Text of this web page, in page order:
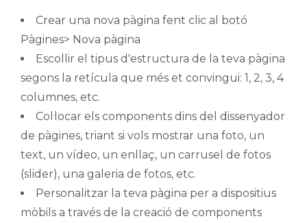
Crear una nova pàgina fent clic al botó
Pàgines> Nova pàgina
Escollir el tipus d'estructura de la teva pàgina
segons la retícula que més et convingui: 1, 2, 3, 4
columnes, etc.
Col·locar els components dins del dissenyador
de pàgines, triant si vols mostrar una foto, un
text, un vídeo, un enllaç, un carrusel de fotos
(slider), una galeria de fotos, etc.
Personalitzar la teva pàgina per a dispositius
mòbils a través de la creació de components